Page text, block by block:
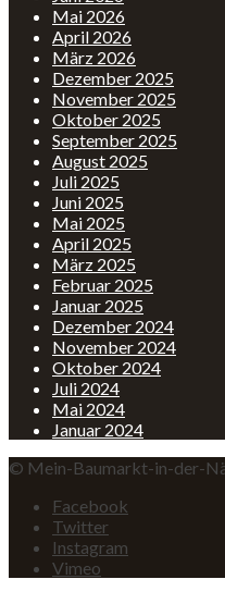
Mai 2026
April 2026
März 2026
Dezember 2025
November 2025
Oktober 2025
September 2025
August 2025
Juli 2025
Juni 2025
Mai 2025
April 2025
März 2025
Februar 2025
Januar 2025
Dezember 2024
November 2024
Oktober 2024
Juli 2024
Mai 2024
Januar 2024
© Mein-Baumarkt-in-der-
Facebook
Twitter
Instagram
Vimeo